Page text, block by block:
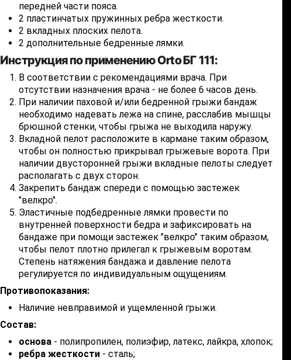
передней части пояса.
2 пластинчатых пружинных ребра жесткости.
2 вкладных плоских пелота.
2 дополнительные бедренные лямки.
Инструкция по применению Orto БГ 111:
В соответствии с рекомендациями врача. При
отсутствии назначения врача - не более 6 часов день.
При наличии паховой и/или бедренной грыжи бандаж
необходимо надевать лежа на спине, расслабив мышцы
брюшной стенки, чтобы грыжа не выходила наружу.
Вкладной пелот расположите в кармане таким образом,
чтобы он полностью прикрывал грыжевые ворота. При
наличии двусторонней грыжи вкладные пелоты следует
располагать с двух сторон.
Закрепить бандаж спереди с помощью застежек
"велкро".
Эластичные подбедренные лямки провести по
внутренней поверхности бедра и зафиксировать на
бандаже при помощи застежек "велкро" таким образом,
чтобы пелот плотно прилегал к грыжевым воротам.
Степень натяжения бандажа и давление пелота
регулируется по индивидуальным ощущениям.
Противопоказания:
Наличие невправимой и ущемленной грыжи.
Состав:
основа - полипропилен, полиэфир, латекс, лайкра, хлопок;
ребра жесткости - сталь;